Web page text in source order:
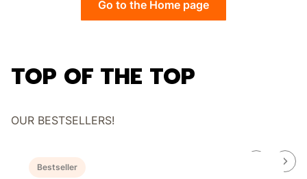
Go to the Home page
TOP OF THE TOP
OUR BESTSELLERS!
Bestseller